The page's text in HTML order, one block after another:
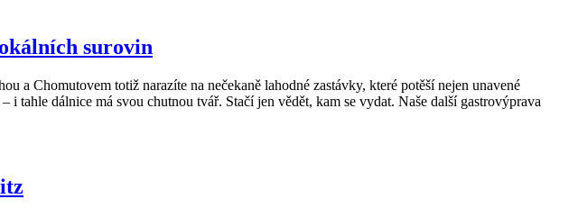
surovin
a Chomutovem totiž narazíte na nečekaně lahodné zastávky, které potěší nejen unavené
tahle dálnice má svou chutnou tvář. Stačí jen vědět, kam se vydat. Naše další gastrovýprava